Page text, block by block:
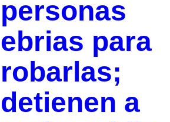
personas
ebrias para
robarlas;
detienen a